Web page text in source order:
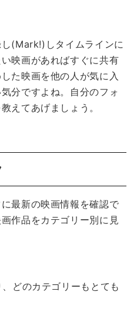
(Mark!)しタイムラインに
映画があればすぐに共有
た映画を他の人が気に入
分ですよね。 自分のフォ
えてあげましょう。
最新の映画情報を確認で
作品をカテゴリー別に見
どのカテゴリーもとても